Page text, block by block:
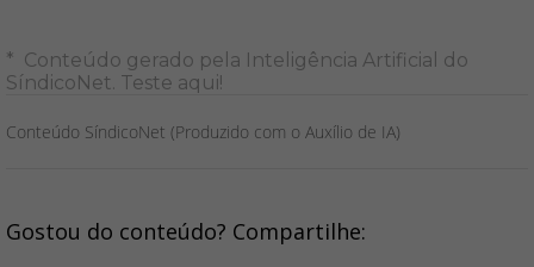
* Conteúdo gerado pela Inteligência Artificial do
SíndicoNet. Teste aqui!
Conteúdo SíndicoNet (Produzido com o Auxílio de IA)
Gostou do conteúdo? Compartilhe: